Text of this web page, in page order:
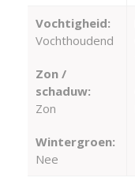
Vochtigheid:
Vochthoudend
Zon /
schaduw:
Zon
Wintergroen:
Nee